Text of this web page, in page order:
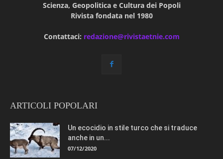
Scienza, Geopolitica e Cultura dei Popoli
Rivista fondata nel 1980
Contattaci: redazione@rivistaetnie.com
ARTICOLI POPOLARI
Un ecocidio in stile turco che si traduce
anche in un...
07/12/2020